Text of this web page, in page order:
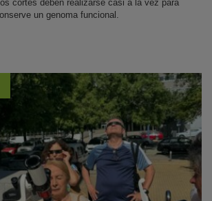
cortes deben realizarse casi a la vez para
un genoma funcional.